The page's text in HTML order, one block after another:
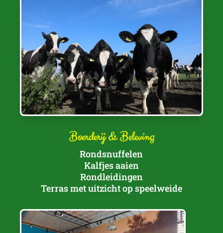
Boerderij & Beleving
Rondsnuffelen
Kalfjes aaien
Rondleidingen
Terras met uitzicht op speelweide